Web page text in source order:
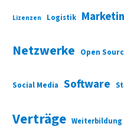
Lizenzen Logistik
Netzwerke Open
Social Media Software
Verträge Weiterbildung